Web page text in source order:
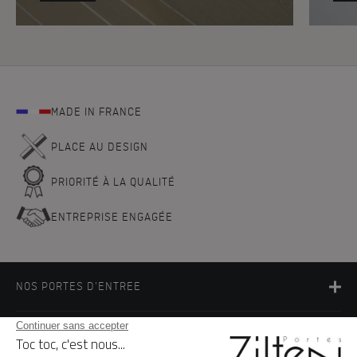
MADE IN FRANCE
PLACE AU DESIGN
PRIORITÉ À LA QUALITÉ
ENTREPRISE ENGAGÉE
NOS PORTES D'ENTREE